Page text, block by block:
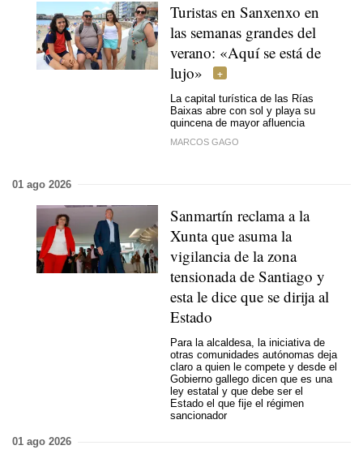
Turistas en Sanxenxo en
las semanas grandes del
verano: «Aquí se está de
lujo»
La capital turística de las Rías
Baixas abre con sol y playa su
quincena de mayor afluencia
MARCOS GAGO
01 ago 2026
Sanmartín reclama a la
Xunta que asuma la
vigilancia de la zona
tensionada de Santiago y
esta le dice que se dirija al
Estado
Para la alcaldesa, la iniciativa de
otras comunidades autónomas deja
claro a quien le compete y desde el
Gobierno gallego dicen que es una
ley estatal y que debe ser el
Estado el que fije el régimen
sancionador
01 ago 2026